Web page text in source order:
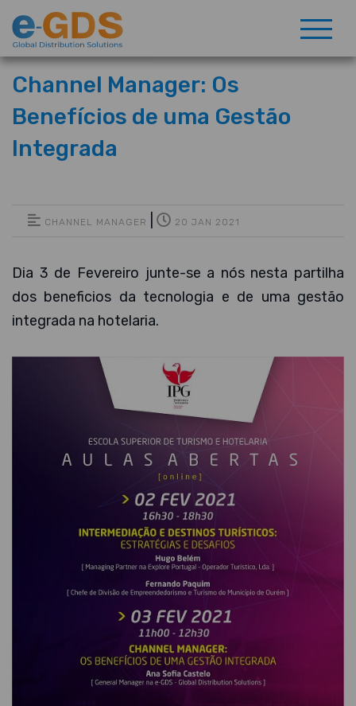
Channel Manager: Os
Benefícios de uma Gestão
Integrada
CHANNEL MANAGER 20 JAN 2021
Dia 3 de Fevereiro junte-se a nós nesta partilha
dos beneficios da tecnologia e de uma gestão
integrada na hotelaria.